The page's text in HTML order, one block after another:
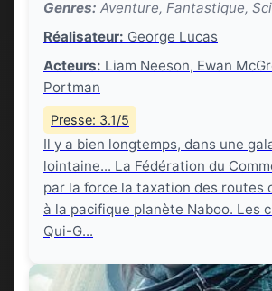
Genres: Aventure, Fantastique,
Réalisateur: George Lucas
Acteurs: Liam Neeson, Ewan
Portman
Presse: 3.1/5
Il y a bien longtemps, dans une
lointaine... La Fédération du
par la force la taxation des routes
à la pacifique planète Naboo. Les
Qui-G...